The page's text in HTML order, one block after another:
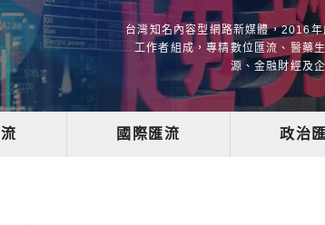
台灣知名內容型網路新媒體，2016
工作者組成，專精數位匯流、醫藥
源、金融財經及
國際匯流 政治